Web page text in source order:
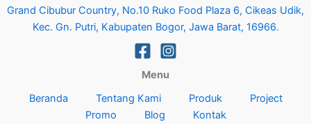
Grand Cibubur Country, No.10 Ruko Food Plaza 6, Cikeas Udik,
Kec. Gn. Putri, Kabupaten Bogor, Jawa Barat, 16966.
Menu
Beranda
Tentang Kami Produk
Project
Promo
Blog
Kontak